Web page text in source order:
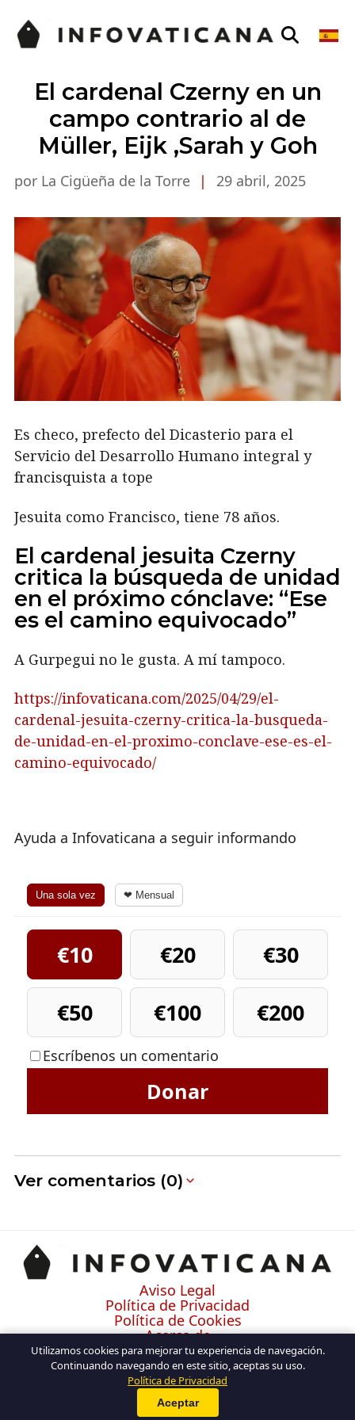
El cardenal Czerny en un
campo contrario al de
Müller, Eijk ,Sarah y Goh
por La Cigüeña de la Torre | 29 abril, 2025
Es checo, prefecto del Dicasterio para el
Servicio del Desarrollo Humano integral y
francisquista a tope
Jesuita como Francisco, tiene 78 años.
El cardenal jesuita Czerny
critica la búsqueda de unidad
en el próximo cónclave: “Ese
es el camino equivocado”
A Gurpegui no le gusta. A mí tampoco.
https://infovaticana.com/2025/04/29/el-
cardenal-jesuita-czerny-critica-la-busqueda-
de-unidad-en-el-proximo-conclave-ese-es-el-
camino-equivocado/
Ayuda a Infovaticana a seguir informando
Una sola vez ❤ Mensual
€10 €20
€30
€50
€100 €200
Escríbenos un comentario
Donar
Ver comentarios (0)
Aviso Legal
Política de Privacidad
Política de Cookies
Acerca de
Contacto
Utilizamos cookies para mejorar tu experiencia de navegación.
Continuando navegando en este sitio, aceptas su uso.
Política de Privacidad
Aceptar